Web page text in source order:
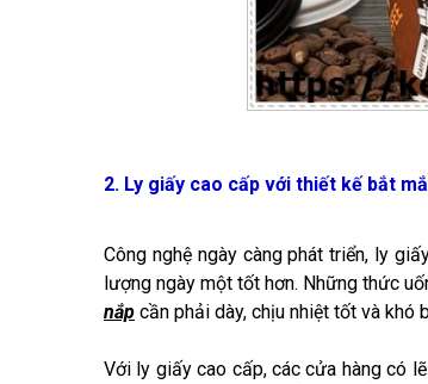
2. Ly giấy cao cấp với thiết kế bắt
Công nghệ ngày càng phát triển, ly
lượng ngày một tốt hơn. Những thức
nắp cần phải dày, chịu nhiệt tốt và khó
Với ly giấy cao cấp, các cửa hàng có